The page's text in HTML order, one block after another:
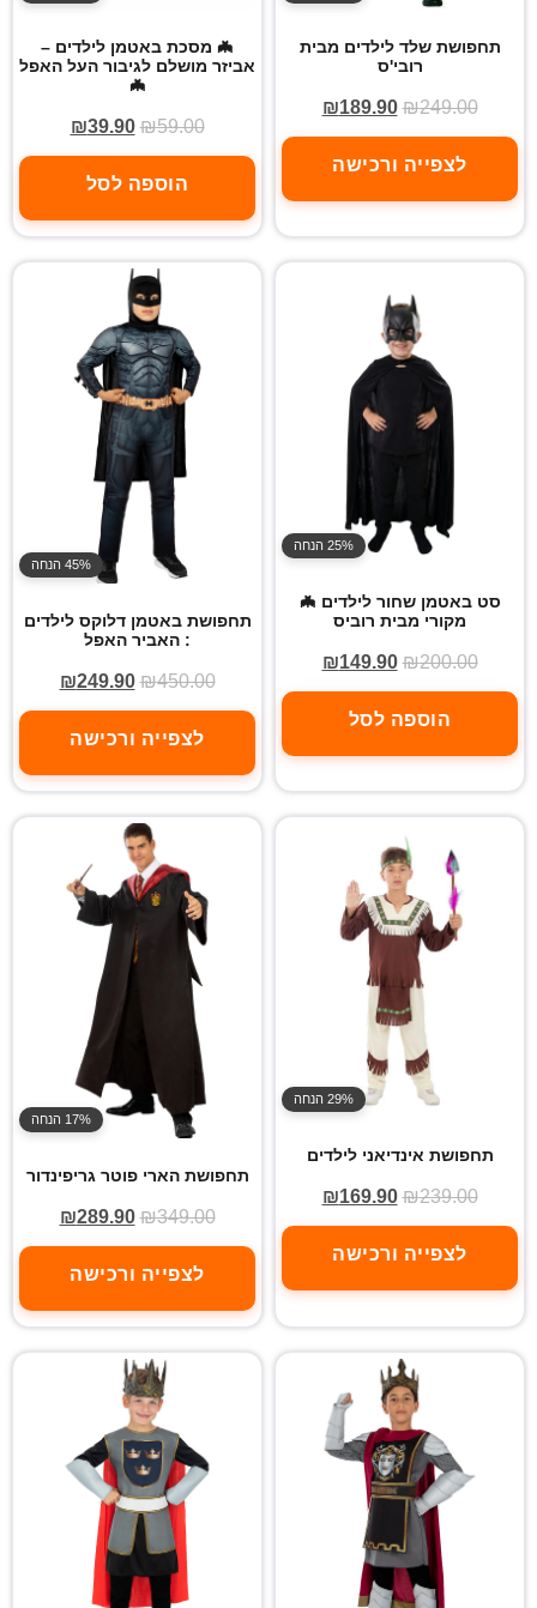
תחפושת שלד לילדים מבית
רובי'ס
₪249.00
₪189.90
לצפייה ורכישה
🦇 מסכת באטמן לילדים –
אביזר מושלם לגיבור העל האפל
🦇
₪59.00
₪39.90
הוספה לסל
25% הנחה
סט באטמן שחור לילדים 🦇
מקורי מבית רוביס
₪200.00
₪149.90
הוספה לסל
45% הנחה
תחפושת באטמן דלוקס לילדים
: האביר האפל
₪450.00
₪249.90
לצפייה ורכישה
29% הנחה
תחפושת אינדיאני לילדים
₪239.00
₪169.90
לצפייה ורכישה
17% הנחה
תחפושת הארי פוטר גריפינדור
₪349.00
₪289.90
לצפייה ורכישה